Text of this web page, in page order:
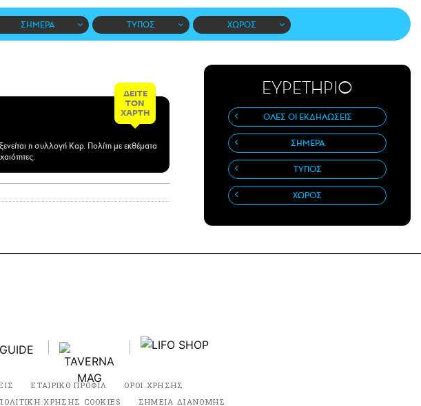
ΣΗΜΕΡΑ ΤΥΠΟΣ ΧΩΡΟΣ
η συλλογή Καρ. Πολίτη με εκθέματα
ΔΕΙΤΕ
ΤΟΝ
ΧΑΡΤΗ
ΕΥΡΕΤΗΡΙΟ
ΟΛΕΣ ΟΙ ΕΚΔΗΛΩΣΕΙΣ
ΣΗΜΕΡΑ
ΤΥΠΟΣ
ΧΩΡΟΣ
ΕΤΑΙΡΙΚΟ ΠΡΟΦΙΛ
ΟΡΟΙ ΧΡΗΣΗΣ
ΧΡΗΣΗΣ COOKIES ΣΗΜΕΙΑ ΔΙΑΝΟΜΗΣ